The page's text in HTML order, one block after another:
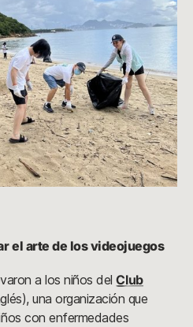
el arte de los videojuegos
a los niños delClub
una organización que
con enfermedades